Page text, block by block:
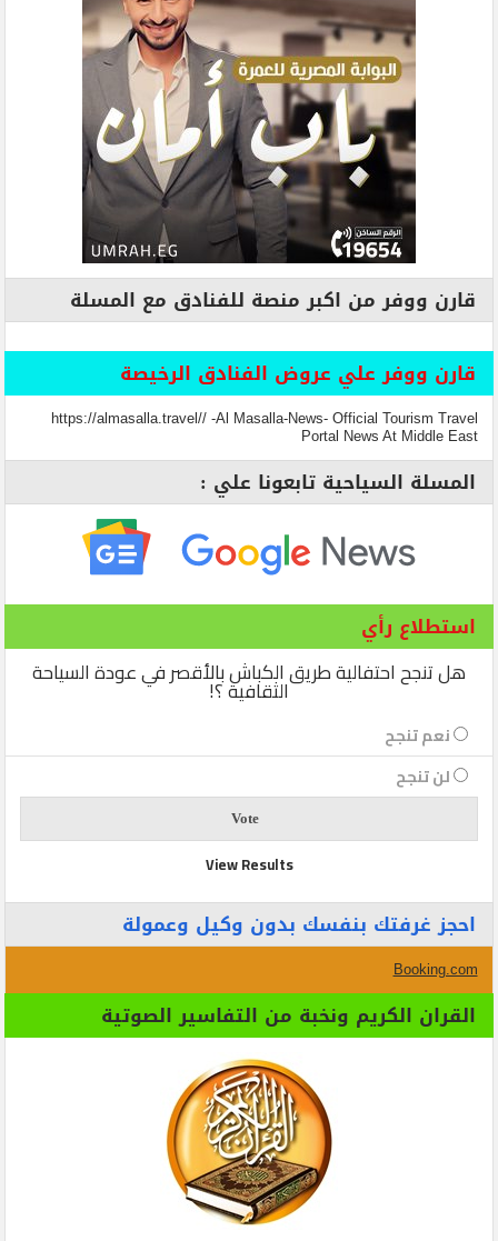
قارن ووفر من اكبر منصة للفنادق مع المسلة
قارن ووفر علي عروض الفنادق الرخيصة
https://almasalla.travel// -Al Masalla-News- Official Tourism Travel
Portal News At Middle East
المسلة السياحية تابعونا علي :
استطلاع رأي
هل تنجح احتفالية طريق الكباش بالأقصر في عودة السياحة
الثقافية ؟!
نعم تنجح
لن تنجح
View Results
احجز غرفتك بنفسك بدون وكيل وعمولة
Booking.com
القران الكريم ونخبة من التفاسير الصوتية